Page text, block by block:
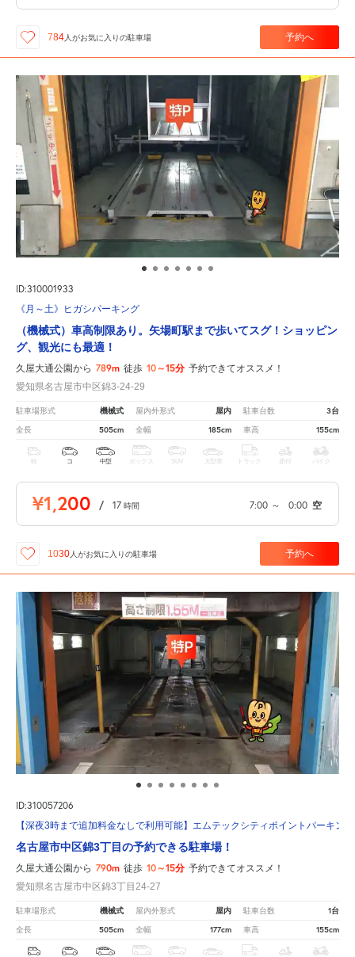
784 人がお気に入りの駐車場 予約へ
ID:310001933
《月～土》ヒガシパーキング
（機械式）車高制限あり。矢場町駅まで歩いてスグ！ショッピン
グ、観光にも最適！
久屋大通公園から 789m 徒歩 10～15分 予約できてオススメ！
愛知県名古屋市中区錦3-24-29
駐車場形式 機械式 屋内外形式 屋内 駐車台数 3台
全長 505cm 全幅 185cm 車高 155cm
軽 コ 中型 ボックス SUV 大型車 トラック 原付 バイク
¥1,200 / 17 時間 7:00 ～ 0:00 空
1030 人がお気に入りの駐車場 予約へ
ID:310057206
【深夜3時まで追加料金なしで利用可能】エムテックシティポイントパーキング
名古屋市中区錦3丁目の予約できる駐車場！
久屋大通公園から 790m 徒歩 10～15分 予約できてオススメ！
愛知県名古屋市中区錦3丁目24-27
駐車場形式 機械式 屋内外形式 屋内 駐車台数 1台
全長 505cm 全幅 177cm 車高 155cm